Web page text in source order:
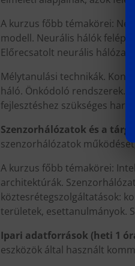
A kurzus főbb témakörei:
modell. Neurális hálók
Előrecsatolt neurális
Mélytanulási technikák.
háló. Önkódoló rendszerek.
fejlesztéshez szükséges
Szenzorhálózatok és a
szenzorhálózatok
A kurzus főbb témakörei:
architektúrák.
köztesrétegszolgáltatások:
területek, esettanulmányok.
Ipari adatforrások (heti 1
eszközök által használt